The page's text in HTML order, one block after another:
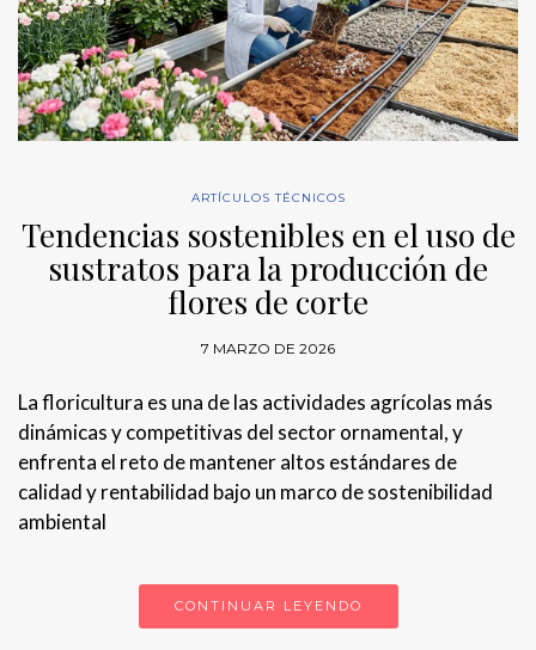
ARTÍCULOS TÉCNICOS
Tendencias sostenibles en el uso de
sustratos para la producción de
flores de corte
7 MARZO DE 2026
La floricultura es una de las actividades agrícolas más
dinámicas y competitivas del sector ornamental, y
enfrenta el reto de mantener altos estándares de
calidad y rentabilidad bajo un marco de sostenibilidad
ambiental
CONTINUAR LEYENDO